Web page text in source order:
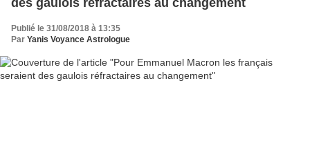
des gaulois réfractaires au changement
Publié le 31/08/2018 à 13:35
Par Yanis Voyance Astrologue